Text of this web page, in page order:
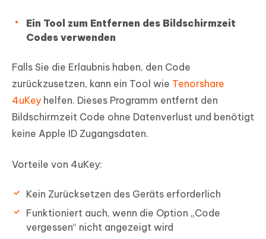
Ein Tool zum Entfernen des Bildschirmzeit
Codes verwenden
Falls Sie die Erlaubnis haben, den Code
zurückzusetzen, kann ein Tool wie Tenorshare
4uKey helfen. Dieses Programm entfernt den
Bildschirmzeit Code ohne Datenverlust und benötigt
keine Apple ID Zugangsdaten.
Vorteile von 4uKey:
Kein Zurücksetzen des Geräts erforderlich
Funktioniert auch, wenn die Option „Code
vergessen“ nicht angezeigt wird